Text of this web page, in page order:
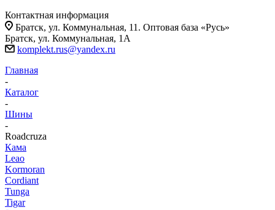
Контактная информация
Братск, ул. Коммунальная, 11. Оптовая база «Русь»
Братск, ул. Коммунальная, 1А
komplekt.rus@yandex.ru
Главная
-
Каталог
-
Шины
-
Roadcruza
Кама
Leao
Kormoran
Cordiant
Tunga
Tigar